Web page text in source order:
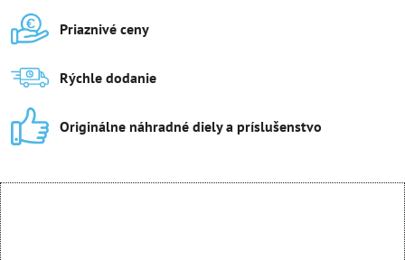
Priaznivé ceny
Rýchle dodanie
Originálne náhradné diely a príslušenstvo